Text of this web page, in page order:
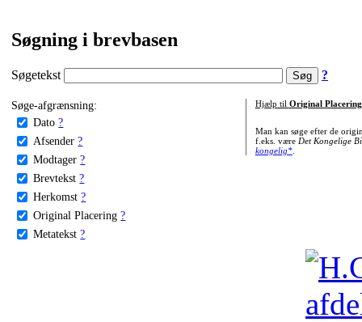
Søgning i brevbasen
Søgetekst ?
Søge-afgrænsning:
Dato ?
Afsender ?
Modtager ?
Brevtekst ?
Herkomst ?
Original Placering ?
Metatekst ?
Hjælp til Original Placering
Man kan søge efter de
f.eks. være Det Kongelige
kongelig*.